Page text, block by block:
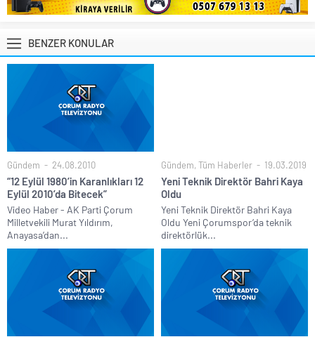
BENZER KONULAR
Gündem 24.08.2010
“12 Eylül 1980’in Karanlıkları 12
Eylül 2010’da Bitecek”
Video Haber - AK Parti Çorum
Milletvekili Murat Yıldırım,
Anayasa’dan...
Gündem, Tüm Haberler 19.03.2019
Yeni Teknik Direktör Bahri Kaya
Oldu
Yeni Teknik Direktör Bahri Kaya
Oldu Yeni Çorumspor’da teknik
direktörlük...